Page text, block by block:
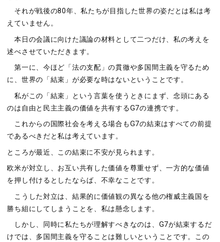
それが戦後の80年、私たちが目指した世界の姿だとは私は考
えていません。
本日の会議に向けた議論の材料として二つだけ、私の考えを
述べさせていただきます。
第一に、今ほど「法の支配」の貫徹や多国間主義を守るため
に、世界の「結束」が必要な時はないということです。
私がこの「結束」という言葉を使うときにまず、念頭にある
のは自由と民主主義の価値を共有するG7の連携です。
これからの国際社会を考える場合もG7の結束はすべての前提
であるべきだと私は考えています。
ところが最近、この結束に不安が見られます。
欧米が対立し、お互い共有した価値を尊重せず、一方的な価値
を押し付けるとしたならば、不幸なことです。
こうした対立は、結果的に価値観の異なる他の権威主義国を
勝ち組にしてしまうことを、私は懸念します。
しかし、同時に私たちが理解すべきなのは、G7が結束するだ
けでは、多国間主義を守ることは難しいということです。この